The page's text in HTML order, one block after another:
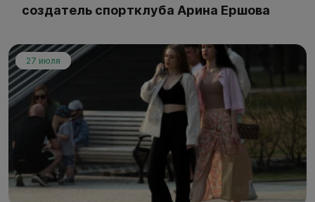
создатель спортклуба Арина Ершова
27 июля